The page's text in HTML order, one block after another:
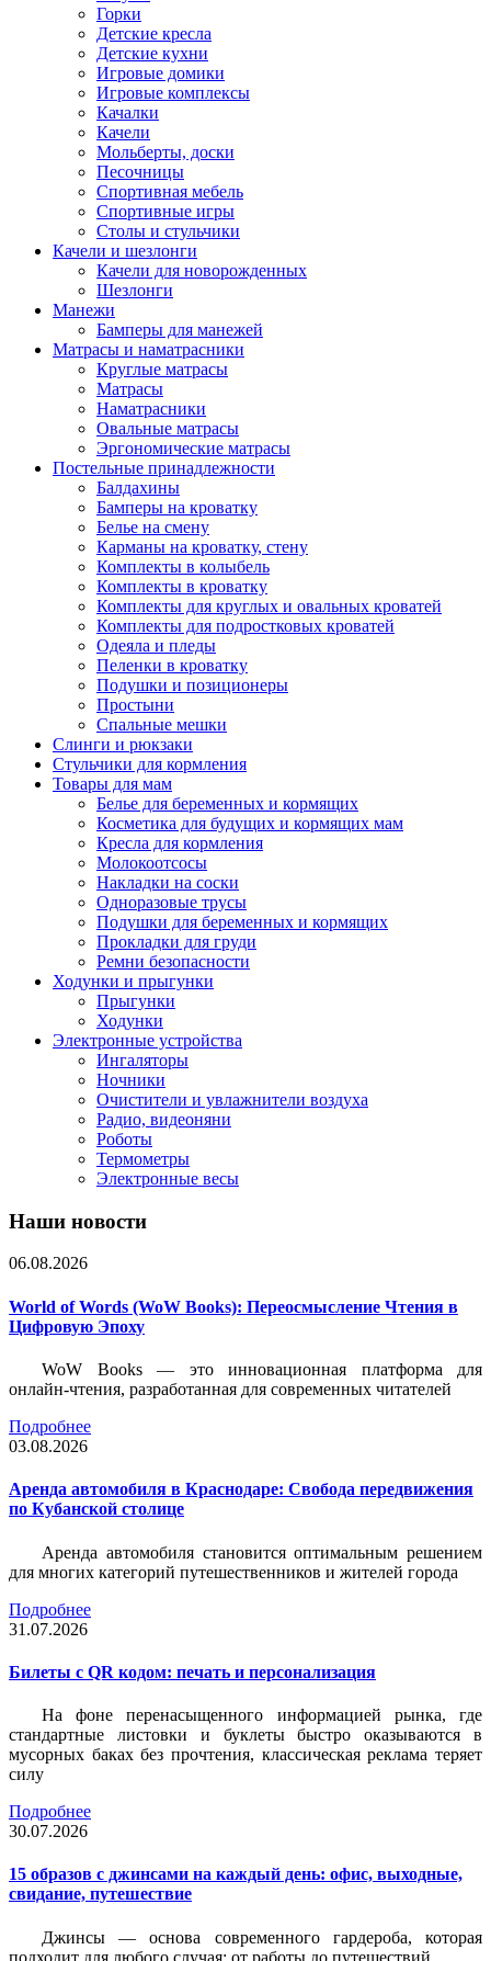
Горки
Детские кресла
Детские кухни
Игровые домики
Игровые комплексы
Качалки
Качели
Мольберты, доски
Песочницы
Спортивная мебель
Спортивные игры
Столы и стульчики
Качели и шезлонги
Качели для новорожденных
Шезлонги
Манежи
Бамперы для манежей
Матрасы и наматрасники
Круглые матрасы
Матрасы
Наматрасники
Овальные матрасы
Эргономические матрасы
Постельные принадлежности
Балдахины
Бамперы на кроватку
Белье на смену
Карманы на кроватку, стену
Комплекты в колыбель
Комплекты в кроватку
Комплекты для круглых и овальных кроватей
Комплекты для подростковых кроватей
Одеяла и пледы
Пеленки в кроватку
Подушки и позиционеры
Простыни
Спальные мешки
Слинги и рюкзаки
Стульчики для кормления
Товары для мам
Белье для беременных и кормящих
Косметика для будущих и кормящих мам
Кресла для кормления
Молокоотсосы
Накладки на соски
Одноразовые трусы
Подушки для беременных и кормящих
Прокладки для груди
Ремни безопасности
Ходунки и прыгунки
Прыгунки
Ходунки
Электронные устройства
Ингаляторы
Ночники
Очистители и увлажнители воздуха
Радио, видеоняни
Роботы
Термометры
Электронные весы
Наши новости
06.08.2026
World of Words (WoW Books): Переосмысление Чтения в
Цифровую Эпоху
WoW Books — это инновационная платформа для
онлайн-чтения, разработанная для современных читателей
Подробнее
03.08.2026
Аренда автомобиля в Краснодаре: Свобода передвижения
по Кубанской столице
Аренда автомобиля становится оптимальным решением
для многих категорий путешественников и жителей города
Подробнее
31.07.2026
Билеты c QR кодом: печать и персонализация
На фоне перенасыщенного информацией рынка, где
стандартные листовки и буклеты быстро оказываются в
мусорных баках без прочтения, классическая реклама теряет
силу
Подробнее
30.07.2026
15 образов с джинсами на каждый день: офис, выходные,
свидание, путешествие
Джинсы — основа современного гардероба, которая
подходит для любого случая: от работы до путешествий